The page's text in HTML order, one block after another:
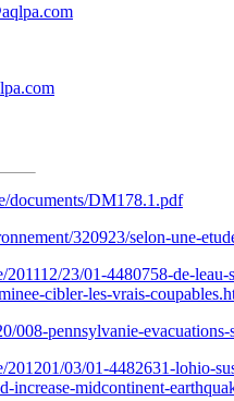
documents/DM178.1.pdf
320923/selon-une-
23/01-4480758-de-
cibler-les-vrais-
008-pennsylvanie-evacuations-
03/01-4482631-lohio-
midcontinent-